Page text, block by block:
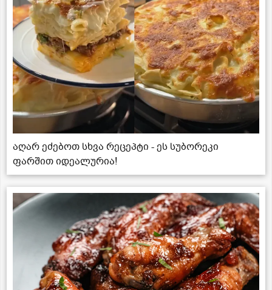
აღარ ეძებოთ სხვა რეცეპტი - ეს სუბორეკი
ფარშით იდეალურია!